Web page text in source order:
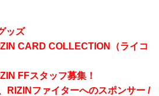
ッズ
CARD COLLECTION（ライコ
FFスタッフ募集！
RIZINファイターへのスポンサー /